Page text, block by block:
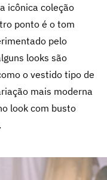
icônica coleção
ponto é o tom
pelo
looks são
o vestido tipo de
mais moderna
look com busto